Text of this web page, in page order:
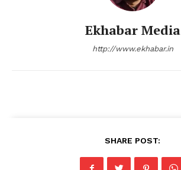
Ekhabar Media
http://www.ekhabar.in
SHARE POST: